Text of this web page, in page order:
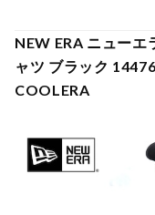
NEW ERA ニュー
ャツ ブラック
COOLERA